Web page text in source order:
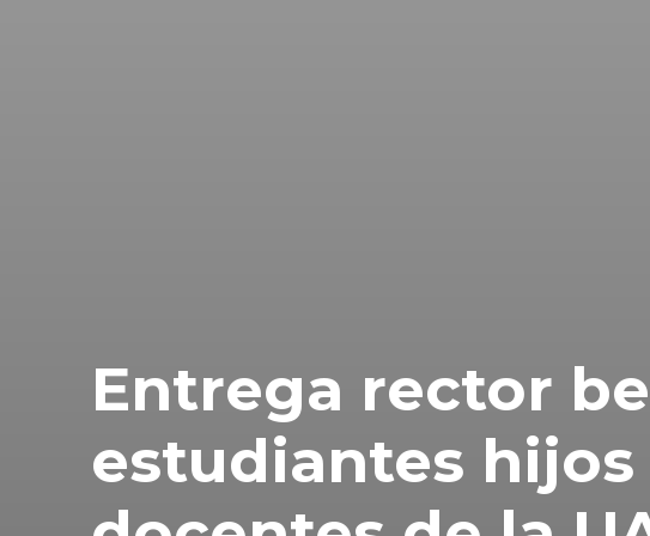
Entrega rector
estudiantes hijos